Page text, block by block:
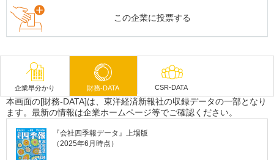
この企業に投票する
企業早分かり 財務-DATA CSR-DATA
本画面の[財務-DATA]は、東洋経済新報社の収録データの一部となり
ます。最新の情報は企業ホームページ等でご確認ください。
『会社四季報データ』上場版
（2025年6月時点）